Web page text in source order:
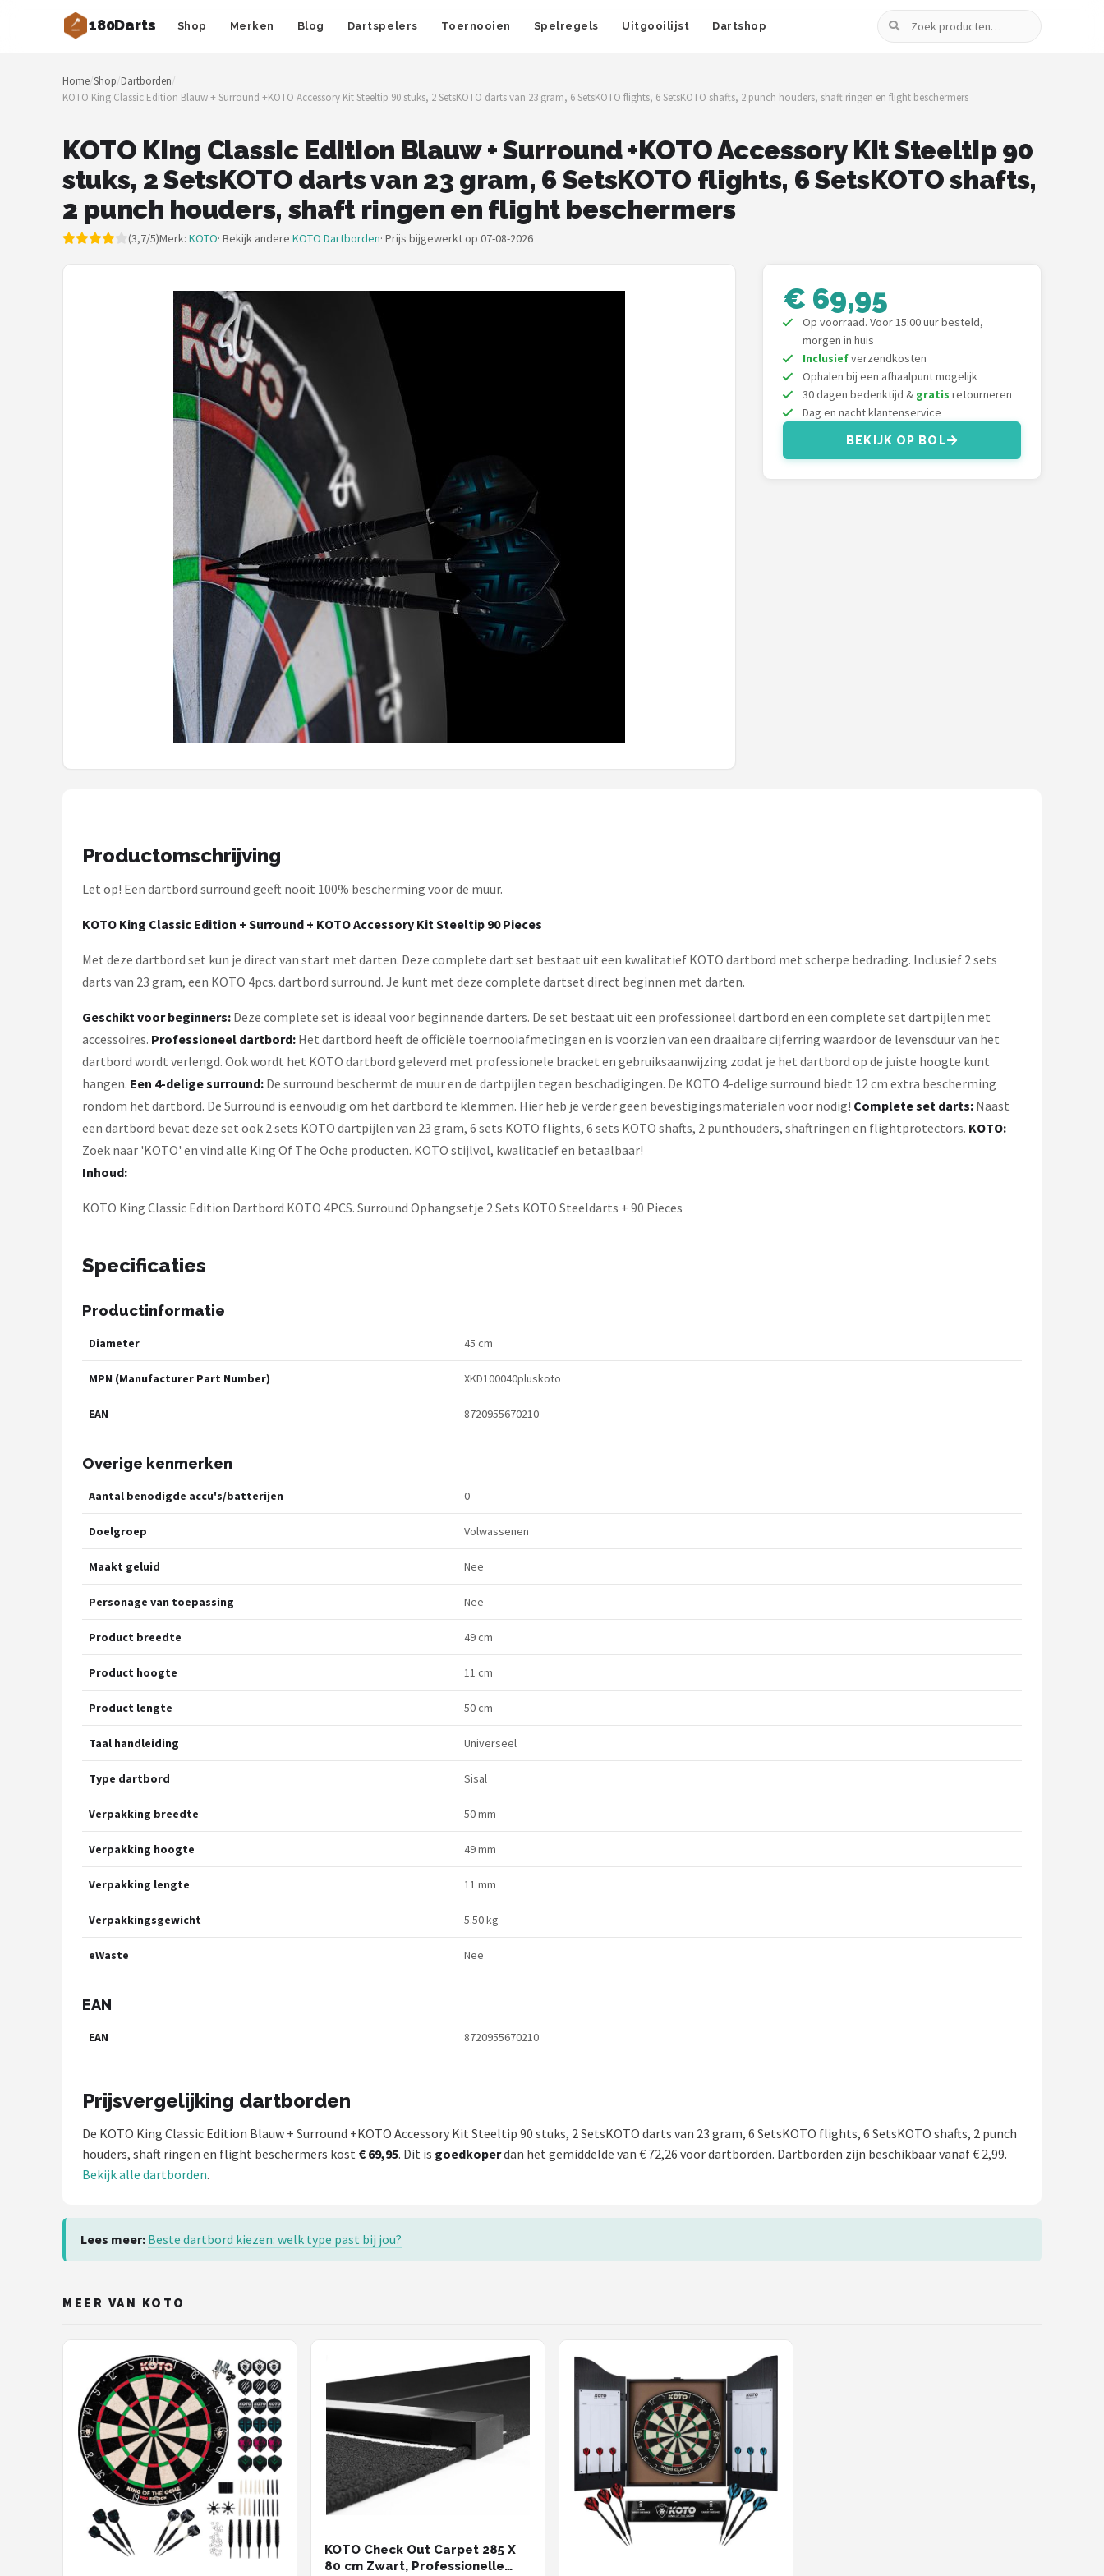
180Darts Shop Merken Blog Dartspelers Toernooien Spelregels Uitgooilijst Dartshop
Zoeken
Zoeken
NAVIGATIE
Merken
Dartspelers
Alle merken →
Home/Shop/Dartborden/
KOTO King Classic Edition Blauw + Surround +KOTO Accessory Kit Steeltip 90 stuks, 2 SetsKOTO darts van 23 gram, 6 SetsKOTO flights, 6 SetsKOTO shafts, 2 punch houders, shaft ringen en flight beschermers
KOTO King Classic Edition Blauw + Surround +KOTO Accessory Kit Steeltip 90
stuks, 2 SetsKOTO darts van 23 gram, 6 SetsKOTO flights, 6 SetsKOTO shafts,
2 punch houders, shaft ringen en flight beschermers
(3,7/5)Merk: KOTO· Bekijk andere KOTO Dartborden· Prijs bijgewerkt op 07-08-2026
€ 69,95
Op voorraad. Voor 15:00 uur besteld,
morgen in huis
Inclusiefverzendkosten
Ophalen bij een afhaalpunt mogelijk
30 dagen bedenktijd & gratis retourneren
Dag en nacht klantenservice
BEKIJK OP BOL
Productomschrijving
Let op! Een dartbord surround geeft nooit 100% bescherming voor de muur.
KOTO King Classic Edition + Surround + KOTO Accessory Kit Steeltip 90 Pieces
Met deze dartbord set kun je direct van start met darten. Deze complete dart set bestaat uit een kwalitatief KOTO dartbord met scherpe bedrading. Inclusief 2 sets
darts van 23 gram, een KOTO 4pcs. dartbord surround. Je kunt met deze complete dartset direct beginnen met darten.
Geschikt voor beginners: Deze complete set is ideaal voor beginnende darters. De set bestaat uit een professioneel dartbord en een complete set dartpijlen met
accessoires. Professioneel dartbord: Het dartbord heeft de officiële toernooiafmetingen en is voorzien van een draaibare cijferring waardoor de levensduur van het
dartbord wordt verlengd. Ook wordt het KOTO dartbord geleverd met professionele bracket en gebruiksaanwijzing zodat je het dartbord op de juiste hoogte kunt
hangen. Een 4-delige surround: De surround beschermt de muur en de dartpijlen tegen beschadigingen. De KOTO 4-delige surround biedt 12 cm extra bescherming
rondom het dartbord. De Surround is eenvoudig om het dartbord te klemmen. Hier heb je verder geen bevestigingsmaterialen voor nodig! Complete set darts: Naast
een dartbord bevat deze set ook 2 sets KOTO dartpijlen van 23 gram, 6 sets KOTO flights, 6 sets KOTO shafts, 2 punthouders, shaftringen en flightprotectors. KOTO:
Zoek naar 'KOTO' en vind alle King Of The Oche producten. KOTO stijlvol, kwalitatief en betaalbaar!
Inhoud:
KOTO King Classic Edition Dartbord KOTO 4PCS. Surround Ophangsetje 2 Sets KOTO Steeldarts + 90 Pieces
Specificaties
Productinformatie
Diameter 45 cm
MPN (Manufacturer Part Number) XKD100040pluskoto
EAN 8720955670210
Overige kenmerken
Aantal benodigde accu's/batterijen 0
Doelgroep Volwassenen
Maakt geluid Nee
Personage van toepassing Nee
Product breedte 49 cm
Product hoogte 11 cm
Product lengte 50 cm
Taal handleiding Universeel
Type dartbord Sisal
Verpakking breedte 50 mm
Verpakking hoogte 49 mm
Verpakking lengte 11 mm
Verpakkingsgewicht 5.50 kg
eWaste Nee
EAN
EAN 8720955670210
Prijsvergelijking dartborden
De KOTO King Classic Edition Blauw + Surround +KOTO Accessory Kit Steeltip 90 stuks, 2 SetsKOTO darts van 23 gram, 6 SetsKOTO flights, 6 SetsKOTO shafts, 2 punch
houders, shaft ringen en flight beschermers kost € 69,95. Dit is goedkoperdan het gemiddelde van € 72,26 voor dartborden. Dartborden zijn beschikbaar vanaf € 2,99.
Bekijk alle dartborden.
Lees meer: Beste dartbord kiezen: welk type past bij jou?
MEER VAN KOTO
KOTO Check Out Carpet 285 X
80 cm Zwart, Professionelle